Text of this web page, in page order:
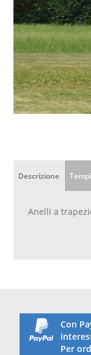
Descrizione
Anelli a
Con
Per